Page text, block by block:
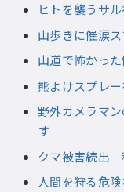
ヒトを襲うサ
山歩きに催涙
山道で怖かっ
熊よけスプレ
野外カメラマ
す
クマ被害続出
人間を狩る危